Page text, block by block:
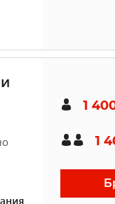
1
1